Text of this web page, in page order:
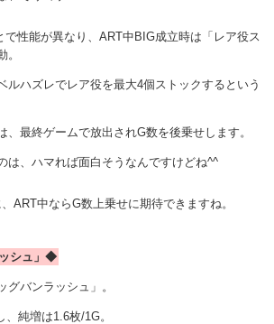
で性能が異なり、ART中BIG成立時は「レア役ス
。
ルハズレでレア役を最大4個ストックするという
、最終ゲームで放出されG数を後乗せします。
は、ハマれば面白そうなんですけどね^^
ART中ならG数上乗せに期待できますね。
シュ」◆
グバンラッシュ」。
純増は1.6枚/1G。